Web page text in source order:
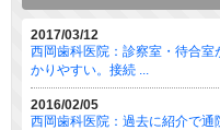
2017/03/12
西岡歯科医院：診察室・待合
かりやすい。接続 ...
2016/02/05
西岡歯科医院：過去に紹介で